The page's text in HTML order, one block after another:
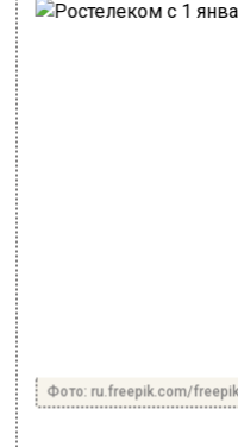
Фото: ru.freepik.com/freepik